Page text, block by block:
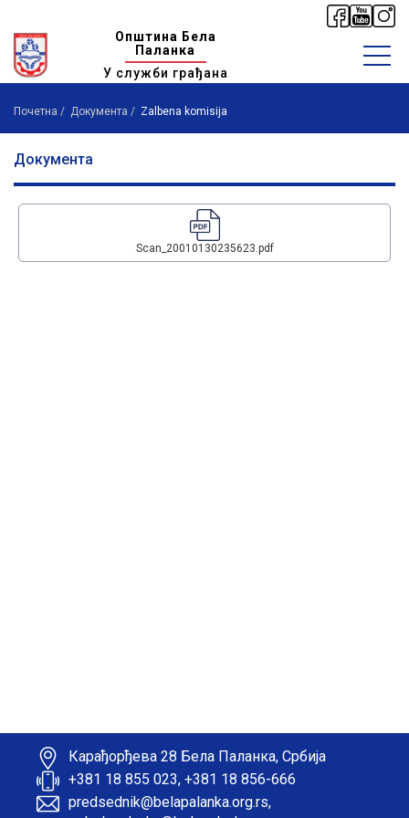
Општина Бела
Паланка
У служби грађана
Почетна Документа Zalbena komisija
Документа
Scan_20010130235623.pdf
Карађорђева 28 Бела Паланка, Србија
+381 18 855 023, +381 18 856-666
predsednik@belapalanka.org.rs,